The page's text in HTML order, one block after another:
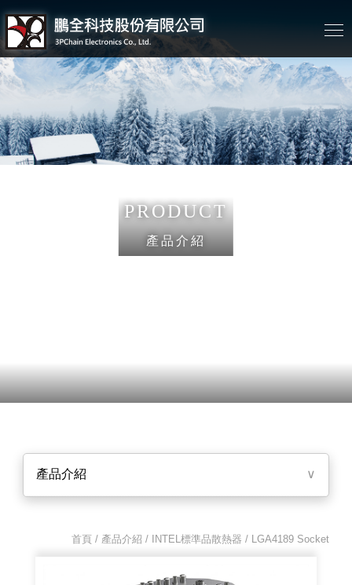
PRODUCT
產品介紹
產品介紹 ∨
首頁 / 產品介紹 / INTEL標準品散熱器 / LGA4189 Socket